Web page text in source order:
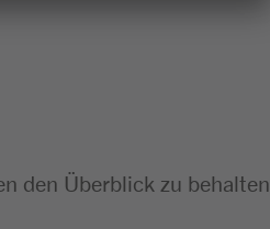
den Überblick zu behalten